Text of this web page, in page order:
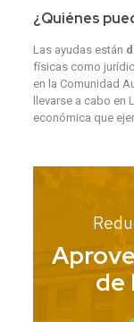
¿Quiénes
Las ayudas están
físicas como
en la Comunidad
llevarse a cabo en
económica que
de